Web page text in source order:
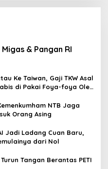
& Pangan RI
Ke Taiwan, Gaji TKW Asal
di Pakai Foya-foya Oleh
NTB Jaga
Orang Asing
Jadi Ladang Cuan Baru,
dari Nol
Tangan Berantas PETI